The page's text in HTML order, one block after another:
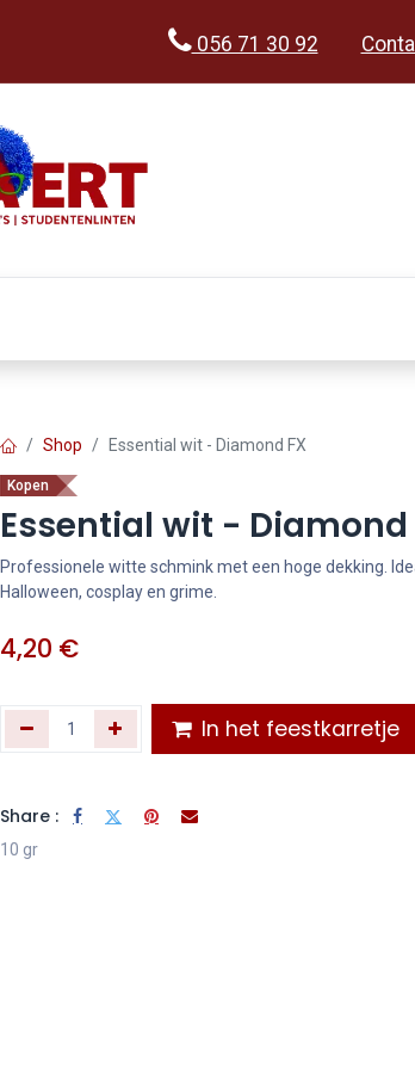
056 71 30 92
Shop Essential wit - Diamond FX
Kopen
Essential wit - Diamond
Professionele witte schmink met een hoge dekking.
Halloween, cosplay en grime.
4,20 €
In het feestkarretje
Share :
10 gr